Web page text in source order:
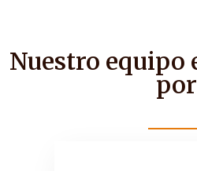
Nuestro equipo
por